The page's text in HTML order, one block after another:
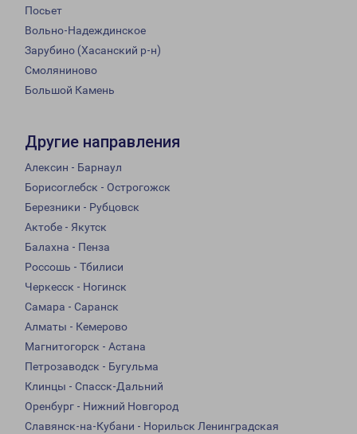
Посьет
Вольно-Надеждинское
Зарубино (Хасанский р-н)
Смоляниново
Большой Камень
Другие направления
Алексин - Барнаул
Борисоглебск - Острогожск
Березники - Рубцовск
Актобе - Якутск
Балахна - Пенза
Россошь - Тбилиси
Черкесск - Ногинск
Самара - Саранск
Алматы - Кемерово
Магнитогорск - Астана
Петрозаводск - Бугульма
Клинцы - Спасск-Дальний
Оренбург - Нижний Новгород
Славянск-на-Кубани - Норильск Ленинградская